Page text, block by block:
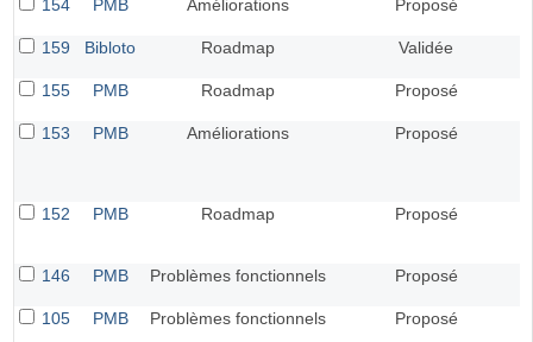
154 PMB Améliorations Proposé
159 Bibloto Roadmap Validée
155 PMB Roadmap Proposé
153 PMB Améliorations Proposé
152 PMB Roadmap Proposé
146 PMB Problèmes fonctionnels Proposé
105 PMB Problèmes fonctionnels Proposé